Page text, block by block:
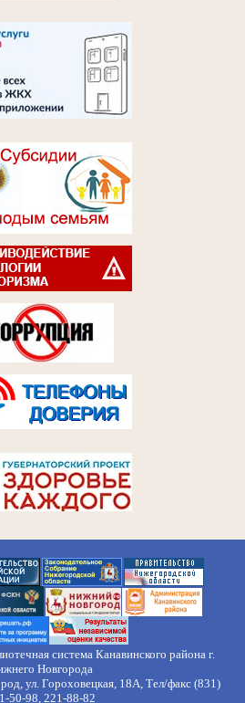
система Канавинского района г.
Новгорода
ул. Гороховецкая, 18А, Тел/факс (831)
50-98, 221-88-82